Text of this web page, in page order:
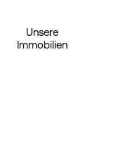
Unsere
Immobilien